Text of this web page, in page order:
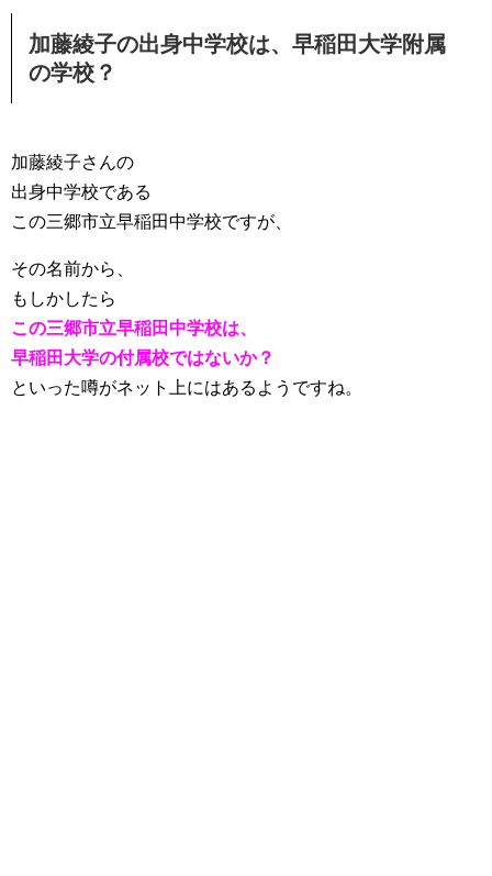
加藤綾子の出身中学校は、早稲田大学附属
の学校？
加藤綾子さんの
出身中学校である
この三郷市立早稲田中学校ですが、
その名前から、
もしかしたら
この三郷市立早稲田中学校は、
早稲田大学の付属校ではないか？
といった噂がネット上にはあるようですね。